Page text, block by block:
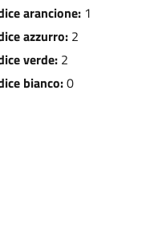
arancione: 1
azzurro: 2
verde: 2
bianco:0